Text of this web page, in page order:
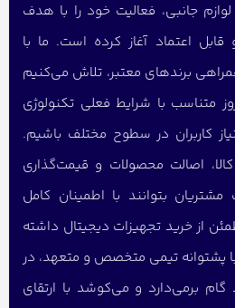
جانبی، فعالیت خود را با هدف
قابل اعتماد آغاز کرده است. ما با
برندهای معتبر، تلاش می‌کنیم
متناسب با شرایط فعلی تکنولوژی
کاربران در سطوح مختلف باشیم.
کالا، اصالت محصولات و قیمت‌گذاری
بتوانند با اطمینان کامل
از خرید تجهیزات دیجیتال داشته
پشتوانه تیمی متخصص و متعهد، در
برمی‌دارد و می‌کوشد با ارتقای